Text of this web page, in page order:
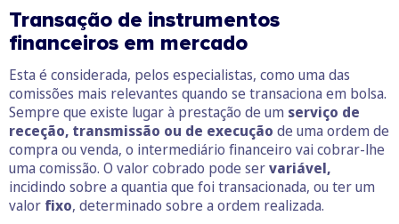
Transação de instrumentos
financeiros em mercado
Esta é considerada, pelos especialistas, como uma das
comissões mais relevantes quando se transaciona em bolsa.
Sempre que existe lugar à prestação de um serviço de
receção, transmissão ou de execução de uma ordem de
compra ou venda, o intermediário financeiro vai cobrar-lhe
uma comissão. O valor cobrado pode servariável,
incidindo sobre a quantia que foi transacionada, ou ter um
valor fixo, determinado sobre a ordem realizada.